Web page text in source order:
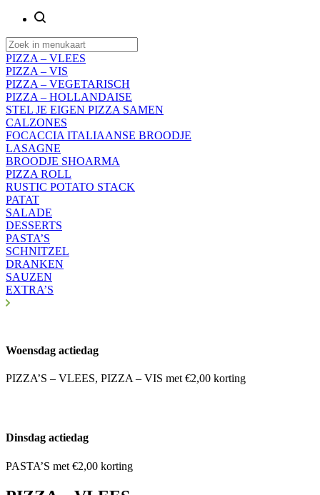
PIZZA – VLEES
PIZZA – VIS
PIZZA – VEGETARISCH
PIZZA – HOLLANDAISE
STEL JE EIGEN PIZZA SAMEN
CALZONES
FOCACCIA ITALIAANSE BROODJE
LASAGNE
BROODJE SHOARMA
PIZZA ROLL
RUSTIC POTATO STACK
PATAT
SALADE
DESSERTS
PASTA’S
SCHNITZEL
DRANKEN
SAUZEN
EXTRA’S
Woensdag actiedag
PIZZA’S – VLEES, PIZZA – VIS met €2,00 korting
Dinsdag actiedag
PASTA’S met €2,00 korting